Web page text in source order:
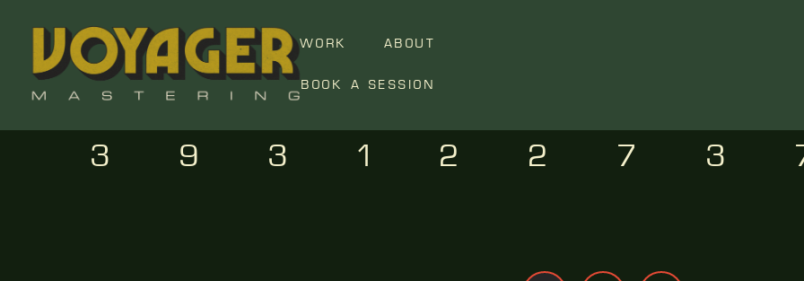
WORK ABOUT
BOOK A SESSION